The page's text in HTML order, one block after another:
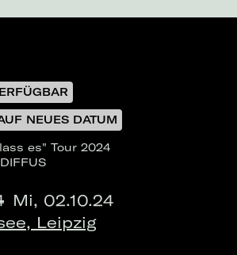
NEUES DATUM
es" Tour 2024
Mi, 02.10.24
Leipzig